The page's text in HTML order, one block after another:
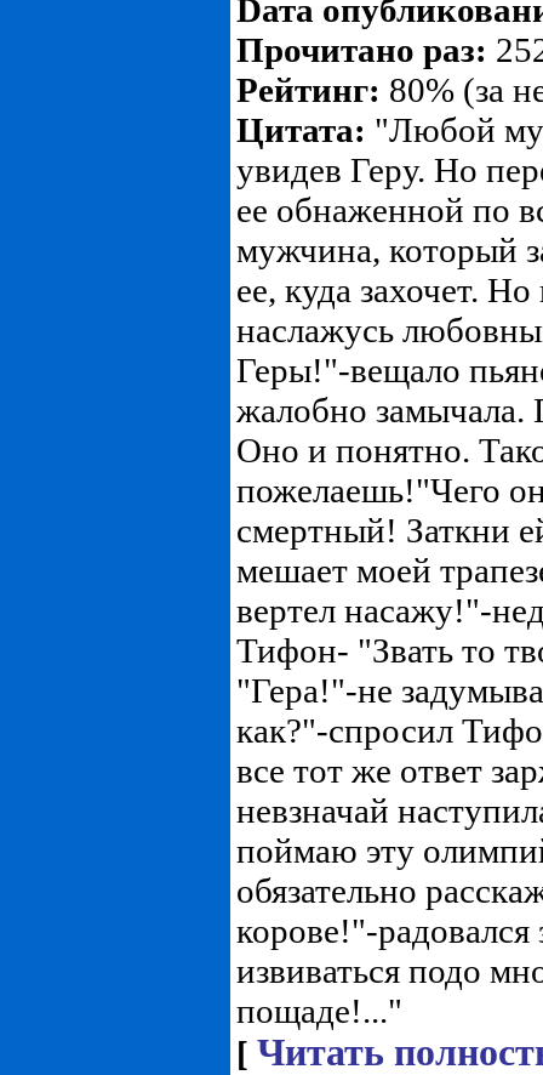
Dата
Прочитано раз:
Рейтинг: 80% (за
Цитата: "Любой
увидев Геру. Но
ее обнаженной по
мужчина, который
ее, куда захочет.
наслажусь
Геры!"-вещало
жалобно замычала.
Оно и понятно.
пожелаешь!"Чего
смертный! Заткни
мешает моей
вертел насажу!"-
Тифон- "Звать то
"Гера!"-не
как?"-спросил
все тот же ответ
невзначай
поймаю эту
обязательно
корове!"-
извиваться подо
пощаде!..."
[ Читать